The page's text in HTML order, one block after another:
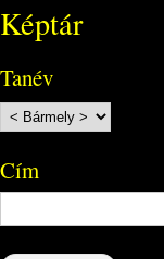
Képtár
Tanév
Cím